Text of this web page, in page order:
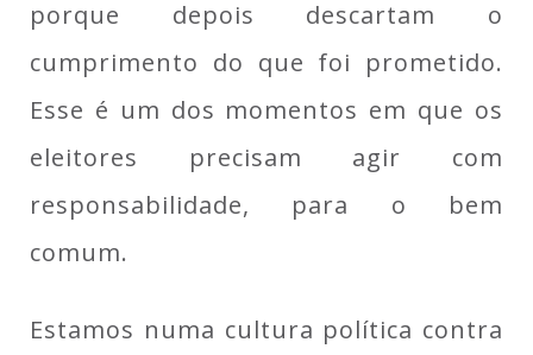
porque depois descartam o
cumprimento do que foi prometido.
Esse é um dos momentos em que os
eleitores precisam agir com
responsabilidade, para o bem
comum.
Estamos numa cultura política contra